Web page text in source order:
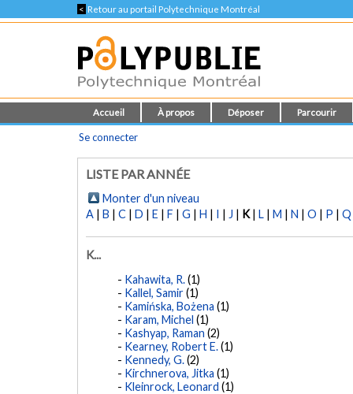
< Retour au portail Polytechnique Montréal
Accueil À propos Déposer Parcourir
Se connecter
LISTE PAR ANNÉE
Monter d'un niveau
A | B | C | D | E | F | G | H | I | J | K| L | M | N | O | P | Q
K...
Kahawita, R.(1)
Kallel, Samir(1)
Kamińska, Bożena (1)
Karam, Michel (1)
Kashyap, Raman (2)
Kearney, Robert E.(1)
Kennedy, G.(2)
Kirchnerova, Jitka (1)
Kleinrock, Leonard (1)